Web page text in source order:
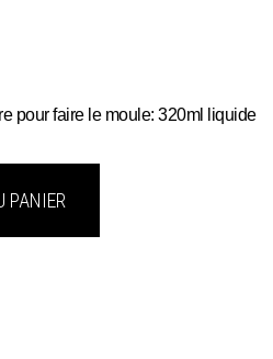
pour faire le moule: 320ml liquide
PANIER